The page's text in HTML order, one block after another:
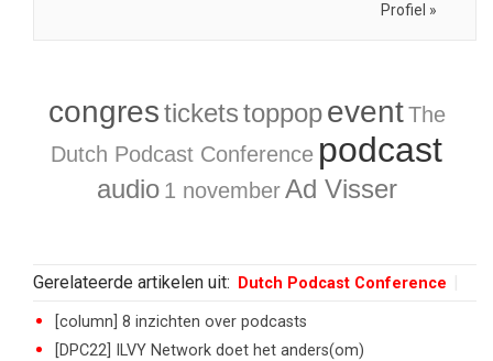
Profiel »
congresticketstoppop event The
Dutch Podcast Conference podcast
audio 1 november Ad Visser
Gerelateerde artikelen uit: Dutch Podcast Conference
[column] 8 inzichten over podcasts
[DPC22] ILVY Network doet het anders(om)